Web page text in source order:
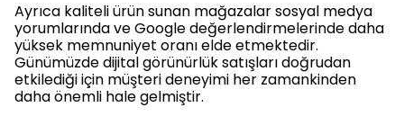
Ayrıca kaliteli ürün sunan mağazalar sosyal medya
yorumlarında ve Google değerlendirmelerinde daha
yüksek memnuniyet oranı elde etmektedir.
Günümüzde dijital görünürlük satışları doğrudan
etkilediği için müşteri deneyimi her zamankinden
daha önemli hale gelmiştir.